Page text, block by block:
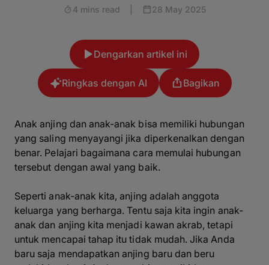
4 mins read 28 May 2025
Dengarkan artikel ini
Ringkas dengan AI Bagikan
Anak anjing dan anak-anak bisa memiliki hubungan
yang saling menyayangi jika diperkenalkan dengan
benar. Pelajari bagaimana cara memulai hubungan
tersebut dengan awal yang baik.
Seperti anak-anak kita, anjing adalah anggota
keluarga yang berharga. Tentu saja kita ingin anak-
anak dan anjing kita menjadi kawan akrab, tetapi
untuk mencapai tahap itu tidak mudah. Jika Anda
baru saja mendapatkan anjing baru dan beru